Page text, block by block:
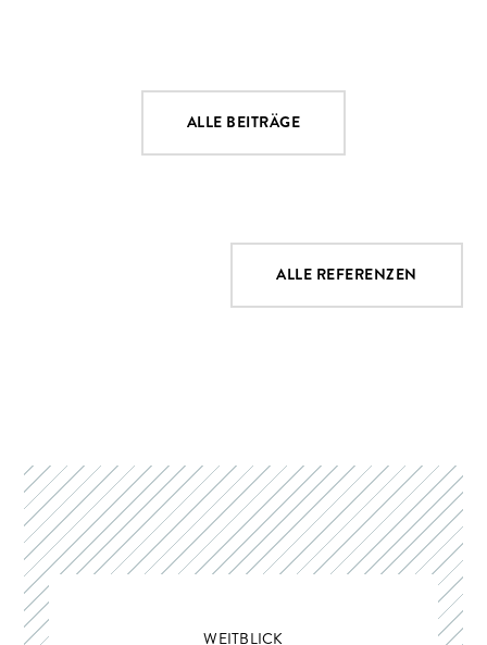
ALLE BEITRÄGE
ALLE REFERENZEN
WEITBLICK